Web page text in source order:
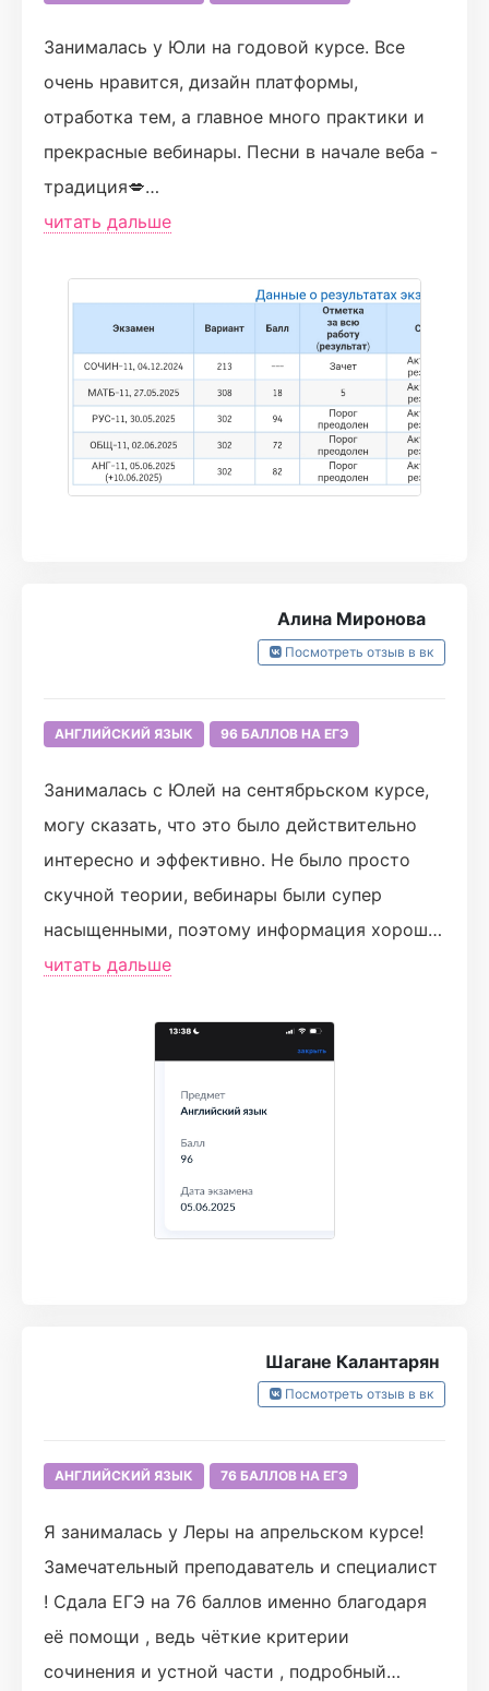
Занималась у Юли на годовой курсе. Все
очень нравится, дизайн платформы,
отработка тем, а главное много практики и
прекрасные вебинары. Песни в начале веба -
традиция💋
Подробная проверка письменной И устной
все вопросы, причём очень быстро.
Весь труд окупился и я забрала свои
высокие баллы.
Первый пробник был на 22,последний на 70
А САМ ЕГЭ НА 82!!!
читать дальше
Алина Миронова
Посмотреть отзыв в вк
АНГЛИЙСКИЙ ЯЗЫК 96 БАЛЛОВ НА ЕГЭ
Занималась с Юлей на сентябрьском курсе,
могу сказать, что это было действительно
интересно и эффективно. Не было просто
скучной теории, вебинары были супер
насыщенными, поэтому информация хорошо
усваивалась) Я сдала ЕГЭ на 96, а первый
благодна Юли и Турбо за такую крутую и
веселую подготовку 🫶🏻💞
читать дальше
Шагане Калантарян
Посмотреть отзыв в вк
АНГЛИЙСКИЙ ЯЗЫК 76 БАЛЛОВ НА ЕГЭ
Я занималась у Леры на апрельском курсе!
Замечательный преподаватель и специалист
! Сдала ЕГЭ на 76 баллов именно благодаря
её помощи , ведь чёткие критерии
сочинения и устной части , подробный